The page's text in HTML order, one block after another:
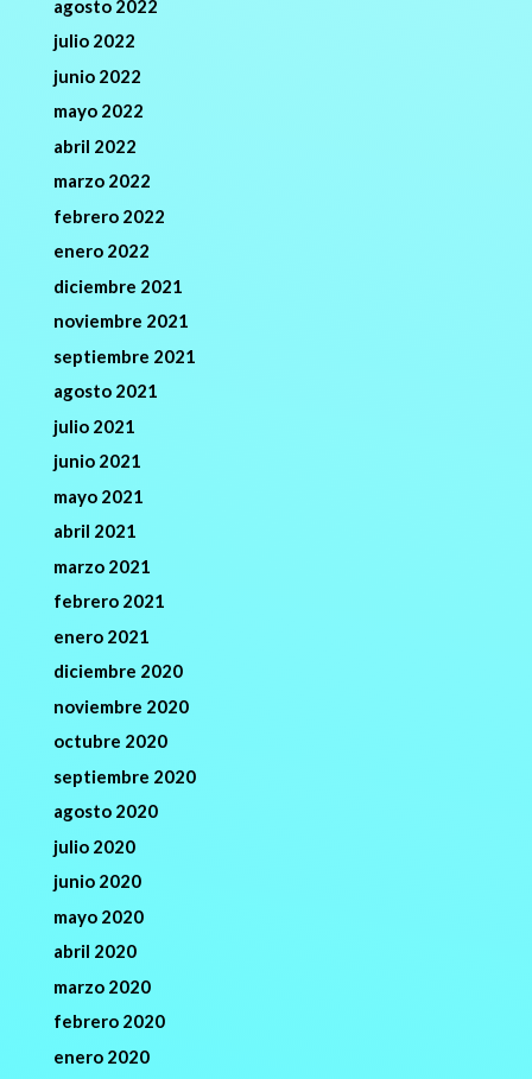
agosto 2022
julio 2022
junio 2022
mayo 2022
abril 2022
marzo 2022
febrero 2022
enero 2022
diciembre 2021
noviembre 2021
septiembre 2021
agosto 2021
julio 2021
junio 2021
mayo 2021
abril 2021
marzo 2021
febrero 2021
enero 2021
diciembre 2020
noviembre 2020
octubre 2020
septiembre 2020
agosto 2020
julio 2020
junio 2020
mayo 2020
abril 2020
marzo 2020
febrero 2020
enero 2020